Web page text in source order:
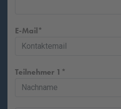
E-Mail
Teilnehmer 1